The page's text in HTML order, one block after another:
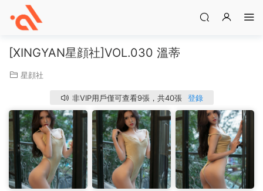
[XINGYAN星顔社]VOL.030 溫蒂
星顔社
非VIP用戶僅可查看9張，共40張 登錄